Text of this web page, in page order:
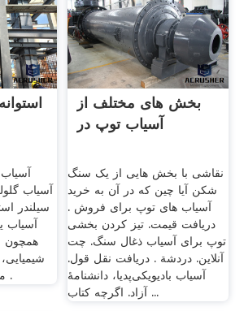
آسیاب
سیلندر
آسیاب
همچون
مواد رنگی استفاده می .
بخش های مختلف از
آسیاب توپ در
نقاشی با بخش هایی از یک سنگ
شکن آیا چین که در آن به خرید
آسیاب های توپ برای فروش .
دریافت قیمت. تیز کردن بخشی
توپ برای آسیاب ذغال سنگ. چت
آنلاین. دردشة . دریافت نقل قول.
آسیاب بادیویکی‌پدیا، دانشنامهٔ
آزاد. اگرچه کتاب ...